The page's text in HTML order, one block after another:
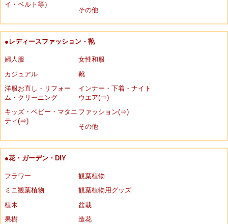
イ・ベルト等）
その他
●レディースファッション・靴
婦人服
女性和服
カジュアル
靴
洋服お直し・リフォー
ム・クリーニング
インナー・下着・ナイト
ウエア(⇒)
キッズ・ベビー・マタニ
ティ(⇒)
ファッション(⇒)
その他
●花・ガーデン・DIY
フラワー
観葉植物
ミニ観葉植物
観葉植物用グッズ
植木
盆栽
果樹
造花